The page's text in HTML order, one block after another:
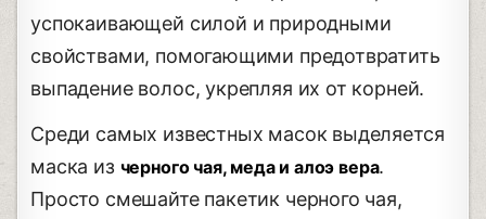
успокаивающей силой и природными
свойствами, помогающими предотвратить
выпадение волос, укрепляя их от корней.
Среди самых известных масок выделяется
маска из черного чая, меда и алоэ вера.
Просто смешайте пакетик черного чая,